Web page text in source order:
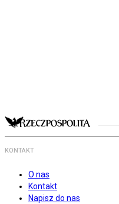
KONTAKT
O nas
Kontakt
Napisz do nas